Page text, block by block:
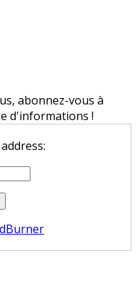
abonnez-vous à
d'informations !